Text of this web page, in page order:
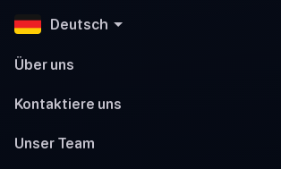
Deutsch
Über uns
Kontaktiere uns
Unser Team